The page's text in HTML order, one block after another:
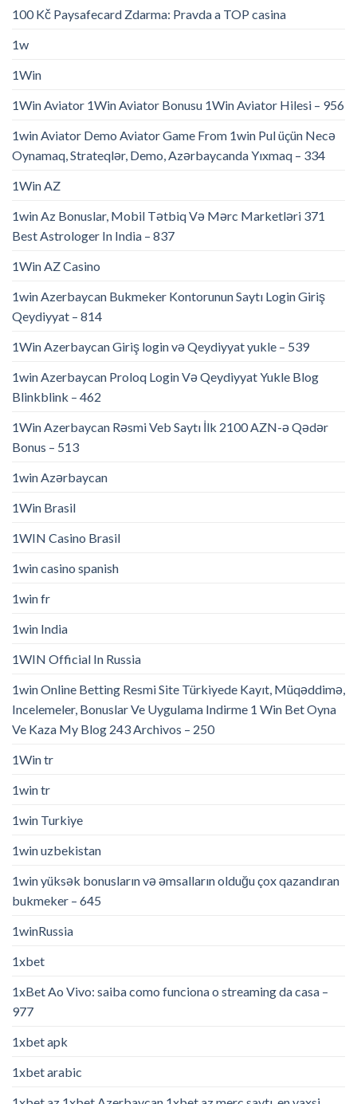
100 Kč Paysafecard Zdarma: Pravda a TOP casina
1w
1Win
1Win Aviator 1Win Aviator Bonusu 1Win Aviator Hilesi – 956
1win Aviator Demo Aviator Game From 1win Pul üçün Necə
Oynamaq, Strateqlər, Demo, Azərbaycanda Yıxmaq – 334
1Win AZ
1win Az Bonuslar, Mobil Tətbiq Və Mərc Marketləri 371
Best Astrologer In India – 837
1Win AZ Casino
1win Azerbaycan Bukmeker Kontorunun Saytı Login Giriş
Qeydiyyat – 814
1Win Azerbaycan Giriş login və Qeydiyyat yukle – 539
1win Azerbaycan Proloq Login Və Qeydiyyat Yukle Blog
Blinkblink – 462
1Win Azerbaycan Rəsmi Veb Saytı İlk 2100 AZN-ə Qədər
Bonus – 513
1win Azərbaycan
1Win Brasil
1WIN Casino Brasil
1win casino spanish
1win fr
1win India
1WIN Official In Russia
1win Online Betting Resmi Site Türkiyede Kayıt, Müqəddimə,
Incelemeler, Bonuslar Ve Uygulama Indirme 1 Win Bet Oyna
Ve Kaza My Blog 243 Archivos – 250
1Win tr
1win tr
1win Turkiye
1win uzbekistan
1win yüksək bonusların və əmsalların olduğu çox qazandıran
bukmeker – 645
1winRussia
1xbet
1xBet Ao Vivo: saiba como funciona o streaming da casa –
977
1xbet apk
1xbet arabic